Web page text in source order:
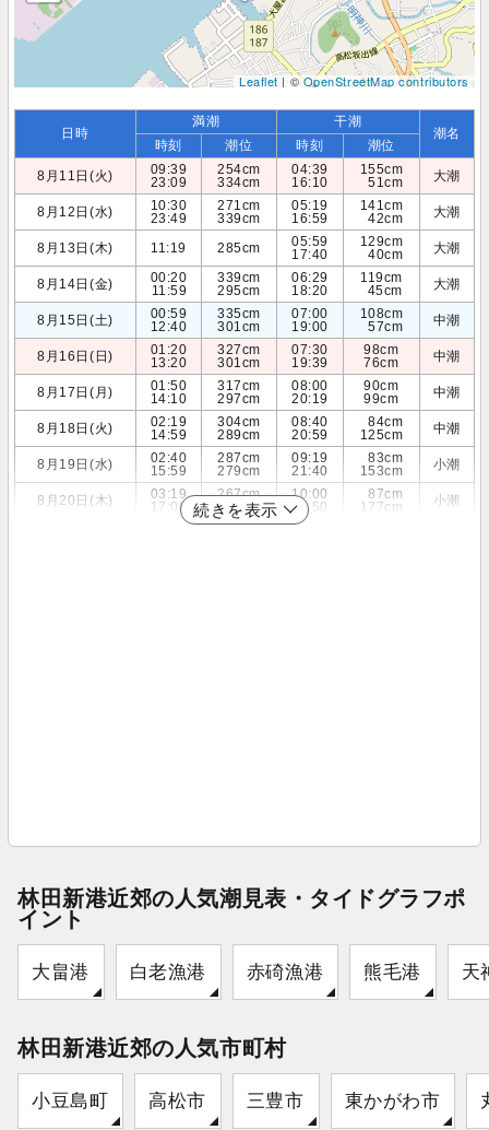
Leaflet| ©OpenStreetMap contributors
日時
満潮 干潮
潮名
時刻 潮位 時刻
潮位
8月11日(火)
09:39
23:09
254cm
334cm
04:39
16:10
155cm
51cm
大潮
8月12日(水)
10:30
23:49
271cm
339cm
05:19
16:59
141cm
42cm
大潮
8月13日(木) 11:19 285cm
05:59
17:40
129cm
40cm
大潮
8月14日(金)
00:20
11:59
339cm
295cm
06:29
18:20
119cm
45cm
大潮
8月15日(土)
00:59
12:40
335cm
301cm
07:00
19:00
108cm
57cm
中潮
8月16日(日)
01:20
13:20
327cm
301cm
07:30
19:39
98cm
76cm
中潮
8月17日(月)
01:50
14:10
317cm
297cm
08:00
20:19
90cm
99cm
中潮
8月18日(火)
02:19
14:59
304cm
289cm
08:40
20:59
84cm
125cm
中潮
8月19日(水)
02:40
15:59
287cm
279cm
09:19
21:40
83cm
153cm
小潮
8月20日(木)
03:19
17:00
267cm
269cm
10:00
22:50
87cm
177cm
小潮
続きを表示
林田新港近郊の人気潮見表・タイドグラフポ
イント
大畠港 白老漁港 赤碕漁港 熊毛港 天
林田新港近郊の人気市町村
小豆島町 高松市 三豊市 東かがわ市